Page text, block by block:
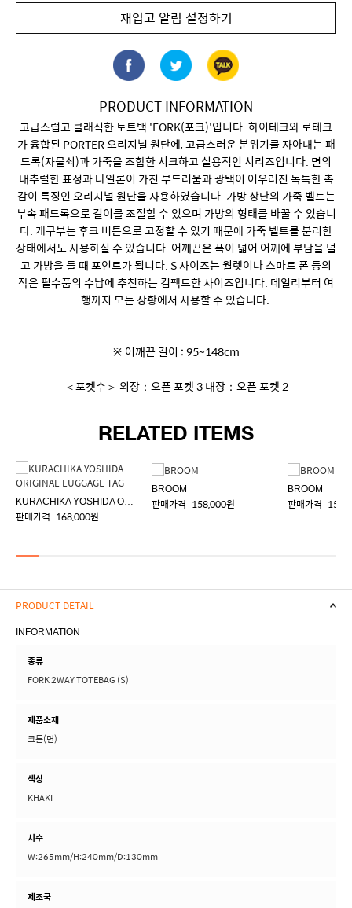
재입고 알림 설정하기
PRODUCT INFORMATION
고급스럽고 클래식한 토트백 'FORK(포크)'입니다. 하이테크와 로테크
가 융합된 PORTER 오리지널 원단에, 고급스러운 분위기를 자아내는 패
드록(자물쇠)과 가죽을 조합한 시크하고 실용적인 시리즈입니다. 면의
내추럴한 표정과 나일론이 가진 부드러움과 광택이 어우러진 독특한 촉
감이 특징인 오리지널 원단을 사용하였습니다. 가방 상단의 가죽 벨트는
부속 패드록으로 길이를 조절할 수 있으며 가방의 형태를 바꿀 수 있습니
다. 개구부는 후크 버튼으로 고정할 수 있기 때문에 가죽 벨트를 분리한
상태에서도 사용하실 수 있습니다. 어깨끈은 폭이 넓어 어깨에 부담을 덜
고 가방을 들 때 포인트가 됩니다. S 사이즈는 월렛이나 스마트 폰 등의
작은 필수품의 수납에 추천하는 컴팩트한 사이즈입니다. 데일리부터 여
행까지 모든 상황에서 사용할 수 있습니다.
※ 어깨끈 길이 : 95~148cm
＜포켓수＞ 외장：오픈 포켓 3 내장：오픈 포켓 2
RELATED ITEMS
KURACHIKA YOSHIDA ORIGINAL LUGGAGE TAG
판매가격 168,000원
BROOM
판매가격 158,000원
BROOM
판매가격
PRODUCT DETAIL
INFORMATION
종류
FORK 2WAY TOTEBAG (S)
제품소재
코튼(면)
색상
KHAKI
치수
W:265mm/H:240mm/D:130mm
제조국